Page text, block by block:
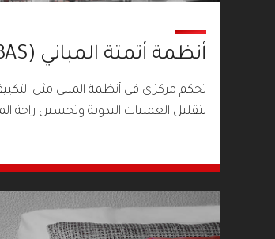
أنظمة أتمتة المباني (BAS)
تحكم مركزي في أنظمة المبنى مثل
لتقليل العمليات اليدوية وتحسين راحة